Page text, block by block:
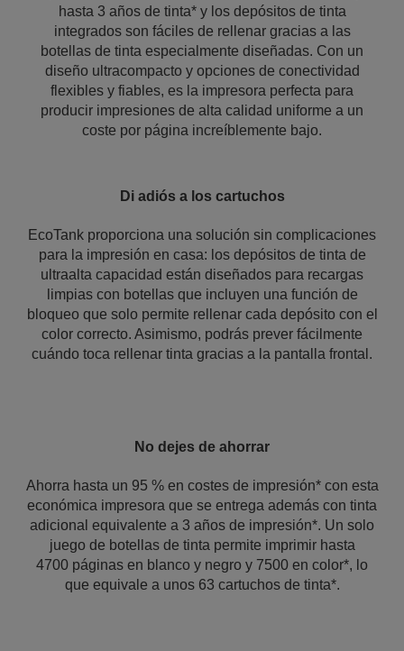
hasta 3 años de tinta* y los depósitos de tinta
integrados son fáciles de rellenar gracias a las
botellas de tinta especialmente diseñadas. Con un
diseño ultracompacto y opciones de conectividad
flexibles y fiables, es la impresora perfecta para
producir impresiones de alta calidad uniforme a un
coste por página increíblemente bajo.
Di adiós a los cartuchos
EcoTank proporciona una solución sin complicaciones
para la impresión en casa: los depósitos de tinta de
ultraalta capacidad están diseñados para recargas
limpias con botellas que incluyen una función de
bloqueo que solo permite rellenar cada depósito con el
color correcto. Asimismo, podrás prever fácilmente
cuándo toca rellenar tinta gracias a la pantalla frontal.
No dejes de ahorrar
Ahorra hasta un 95 % en costes de impresión* con esta
económica impresora que se entrega además con tinta
adicional equivalente a 3 años de impresión*. Un solo
juego de botellas de tinta permite imprimir hasta
4700 páginas en blanco y negro y 7500 en color*, lo
que equivale a unos 63 cartuchos de tinta*.